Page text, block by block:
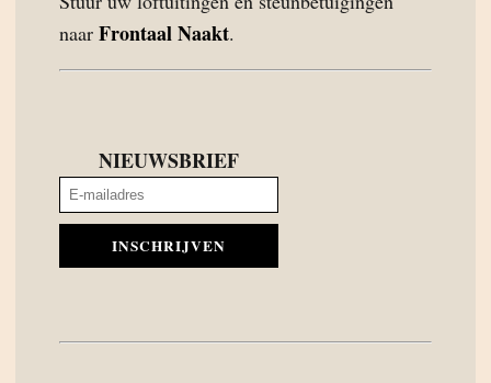
naar Frontaal Naakt.
NIEUWSBRIEF
INSCHRIJVEN